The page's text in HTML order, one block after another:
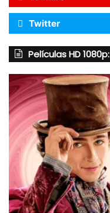
Twitter
Películas HD 1080p: